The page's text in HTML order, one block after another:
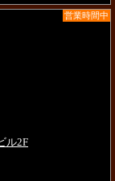
ル2F
営業時間中